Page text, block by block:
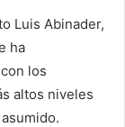
Luis Abinader,
ha
los
altos niveles